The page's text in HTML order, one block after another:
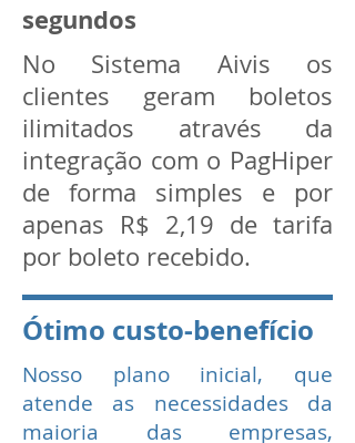
segundos
No Sistema Aivis os
clientes geram boletos
ilimitados através da
integração com o PagHiper
de forma simples e por
apenas R$ 2,19 de tarifa
por boleto recebido.
Ótimo custo-benefício
Nosso plano inicial, que
atende as necessidades da
maioria das empresas,